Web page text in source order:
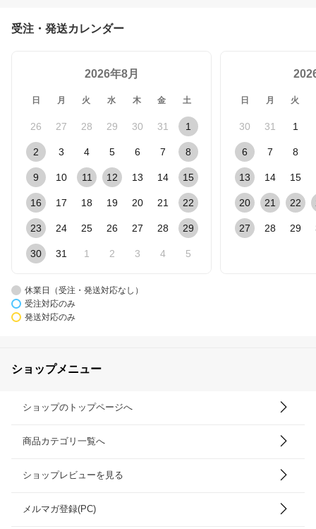
受注・発送カレンダー
2026年8月
日 月 火 水 木 金 土
26 27 28 29 30 31 1
2 3 4 5 6 7 8
9 10 11 12 13 14 15
16 17 18 19 20 21 22
23 24 25 26 27 28 29
30 31 1 2 3 4 5
日 月 火
30 31 1
6 7 8
13 14 15
20 21 22
27 28 29
休業日（受注・発送対応なし）
受注対応のみ
発送対応のみ
ショップメニュー
ショップのトップページへ
商品カテゴリ一覧へ
ショップレビューを見る
メルマガ登録(PC)